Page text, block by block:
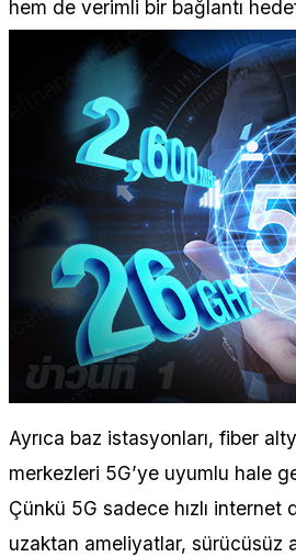
hem de verimli bir bağlantı
Ayrıca baz istasyonları, fiber
merkezleri 5G’ye uyumlu hale
Çünkü 5G sadece hızlı internet
uzaktan ameliyatlar, sürücüsüz